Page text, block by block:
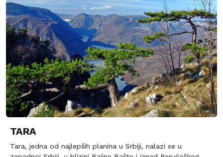
čoveka.. Najviši vrhovi su Tornik (1496
TARA
Tara, jedna od najlepših planina u Srbiji, nalazi se u